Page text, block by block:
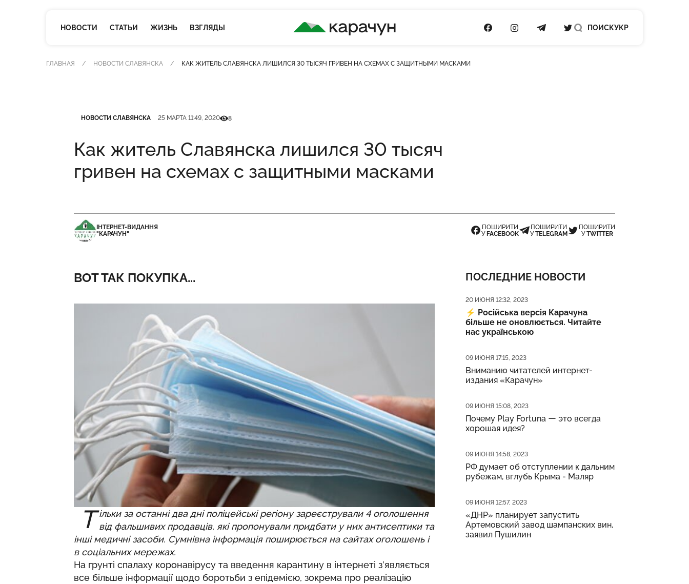
НОВОСТИ СТАТЬИ ЖИЗНЬ ВЗГЛЯДЫ
КАРАЧУН
ПОСИЛАННЯ НА FACEBOOK
ПОСИЛАННЯ НА INSTAGRAM
ПОСИЛАННЯ НА TELEGRAM
ПОСИЛАННЯ НА TWITTER
ПОИСКУКР
ГЛАВНАЯ НОВОСТИ СЛАВЯНСКА КАК ЖИТЕЛЬ СЛАВЯНСКА ЛИШИЛСЯ 30 ТЫСЯЧ ГРИВЕН НА СХЕМАХ С ЗАЩИТНЫМИ МАСКАМИ
НОВОСТИ СЛАВЯНСКА 25 МАРТА 11:49, 2020Кількість переглядів
8
Как житель Славянска лишился 30 тысяч
гривен на схемах с защитными масками
ІНТЕРНЕТ-ВИДАННЯ
"КАРАЧУН"
ПОШИРИТИ
У FACEBOOK
ПОШИРИТИ
УTELEGRAM
ПОШИРИТИ
УTWITTER
ВОТ ТАК ПОКУПКА...
Т ільки за останні два дні поліцейські регіону зареєстрували 4 оголошення
від фальшивих продавців, які пропонували придбати у них антисептики та
інші медичні засоби. Сумнівна інформація поширюється на сайтах оголошень і
в соціальних мережах.
На грунті спалаху коронавірусу та введення карантину в інтернеті з’являється
все більше інформації щодо боротьби з епідемією, зокрема про реалізацію
ПОСЛЕДНИЕ НОВОСТИ
Дата публикации
20 ИЮНЯ 12:32, 2023
⚡️ Російська версія Карачуна
більше не оновлюється. Читайте
нас українською
Дата публикации
09 ИЮНЯ 17:15, 2023
Вниманию читателей интернет-
издания «Карачун»
Дата публикации
09 ИЮНЯ 15:08, 2023
Почему Play Fortuna ー это всегда
хорошая идея?
Дата публикации
09 ИЮНЯ 14:58, 2023
РФ думает об отступлении к дальним
рубежам, вглубь Крыма - Маляр
Дата публикации
09 ИЮНЯ 12:57, 2023
«ДНР» планирует запустить
Артемовский завод шампанских вин,
заявил Пушилин